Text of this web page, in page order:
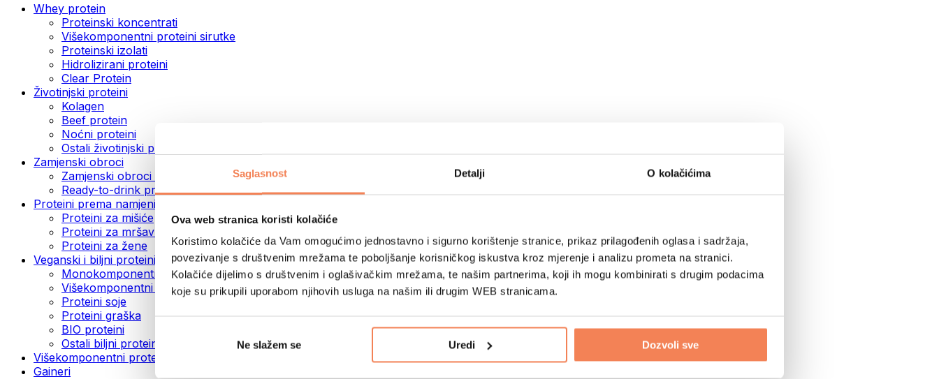
Saglasnost Detalji O kolačićima
Ova web stranica koristi kolačiće
Koristimo kolačiće da Vam omogućimo jednostavno i sigurno korištenje stranice, prikaz prilagođenih oglasa i sadržaja,
povezivanje s društvenim mrežama te poboljšanje korisničkog iskustva kroz mjerenje i analizu prometa na stranici.
Kolačiće dijelimo s društvenim i oglašivačkim mrežama, te našim partnerima, koji ih mogu kombinirati s drugim podacima
koje su prikupili uporabom njihovih usluga na našim ili drugim WEB stranicama.
Ne slažem se Uredi Dozvoli sve
Whey protein
Proteinski koncentrati
Višekomponentni proteini sirutke
Proteinski izolati
Hidrolizirani proteini
Clear Protein
Životinjski proteini
Kolagen
Beef protein
Noćni proteini
Ostali životinjski proteini
Zamjenski obroci
Zamjenski obroci u prahu
Ready-to-drink proteinski napici
Proteini prema namjeni
Proteini za mišiće
Proteini za mršavljenje
Proteini za žene
Veganski i biljni proteini
Monokomponentni veganski proteini
Višekomponentni veganski proteini
Proteini soje
Proteini graška
BIO proteini
Ostali biljni proteini
Višekomponentni protein
Gaineri